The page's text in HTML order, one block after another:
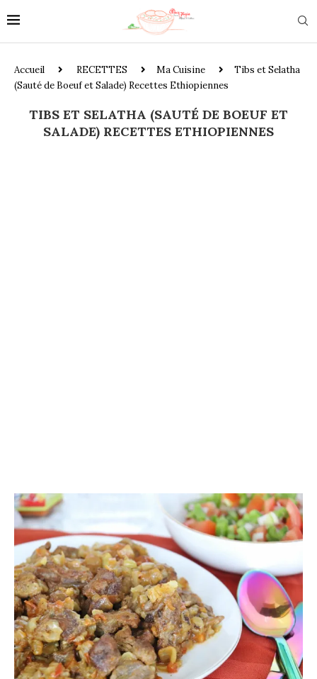
Accueil RECETTES Ma Cuisine
Tibs et Selatha
(Sauté de Boeuf et Salade) Recettes Ethiopiennes
TIBS ET SELATHA (SAUTÉ DE BOEUF ET
SALADE) RECETTES ETHIOPIENNES